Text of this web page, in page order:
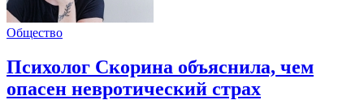
Общество
Психолог Скорина объяснила, чем
опасен невротический страх